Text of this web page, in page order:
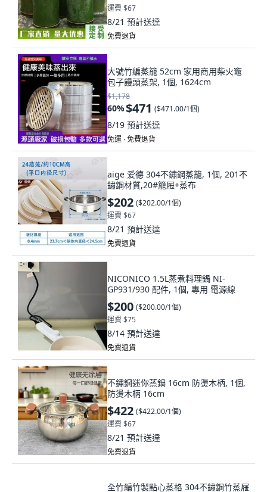
運費 $67
8/21 預計送達
免費退貨
大號竹編蒸籠 52cm 家用商用柴火竈
包子饅頭蒸架, 1個, 1624cm
$1,178
60%$471 ($471.00/1個)
8/19 預計送達
免運 ∙ 免費退貨
aige 爱德 304不鏽鋼蒸籠, 1個, 201不
鏽鋼材質,20#籠屜+蒸布
$202 ($202.00/1個)
運費 $67
8/21 預計送達
免費退貨
NICONICO 1.5L蒸煮料理鍋 NI-
GP931/930 配件, 1個, 專用 電源線
$200 ($200.00/1個)
運費 $75
8/14 預計送達
免費退貨
不鏽鋼迷你蒸鍋 16cm 防燙木柄, 1個,
防燙木柄 16cm
$422 ($422.00/1個)
運費 $67
8/21 預計送達
免費退貨
全竹編竹製點心蒸格 304不鏽鋼竹蒸屜